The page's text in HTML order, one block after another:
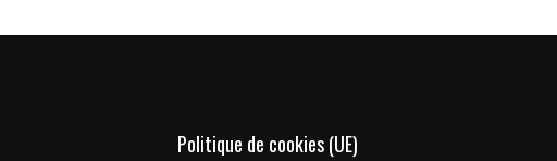
Politique de cookies (UE)